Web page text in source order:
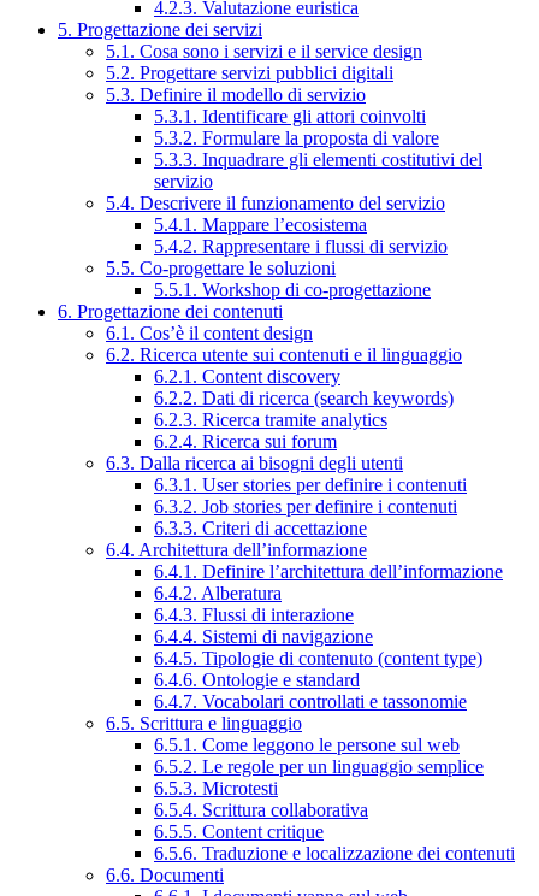
4.2.3. Valutazione euristica
5. Progettazione dei servizi
5.1. Cosa sono i servizi e il service design
5.2. Progettare servizi pubblici digitali
5.3. Definire il modello di servizio
5.3.1. Identificare gli attori coinvolti
5.3.2. Formulare la proposta di valore
5.3.3. Inquadrare gli elementi costitutivi del
servizio
5.4. Descrivere il funzionamento del servizio
5.4.1. Mappare l’ecosistema
5.4.2. Rappresentare i flussi di servizio
5.5. Co-progettare le soluzioni
5.5.1. Workshop di co-progettazione
6. Progettazione dei contenuti
6.1. Cos’è il content design
6.2. Ricerca utente sui contenuti e il linguaggio
6.2.1. Content discovery
6.2.2. Dati di ricerca (search keywords)
6.2.3. Ricerca tramite analytics
6.2.4. Ricerca sui forum
6.3. Dalla ricerca ai bisogni degli utenti
6.3.1. User stories per definire i contenuti
6.3.2. Job stories per definire i contenuti
6.3.3. Criteri di accettazione
6.4. Architettura dell’informazione
6.4.1. Definire l’architettura dell’informazione
6.4.2. Alberatura
6.4.3. Flussi di interazione
6.4.4. Sistemi di navigazione
6.4.5. Tipologie di contenuto (content type)
6.4.6. Ontologie e standard
6.4.7. Vocabolari controllati e tassonomie
6.5. Scrittura e linguaggio
6.5.1. Come leggono le persone sul web
6.5.2. Le regole per un linguaggio semplice
6.5.3. Microtesti
6.5.4. Scrittura collaborativa
6.5.5. Content critique
6.5.6. Traduzione e localizzazione dei contenuti
6.6. Documenti